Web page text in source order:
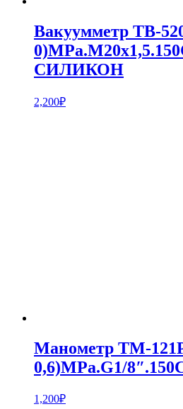
Вакуумметр ТВ-
СИЛИКОН
2,200₽
Манометр ТМ-
0,6)MPa.G1/
1,200₽